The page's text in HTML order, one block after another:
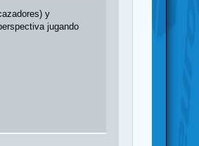
y
jugando